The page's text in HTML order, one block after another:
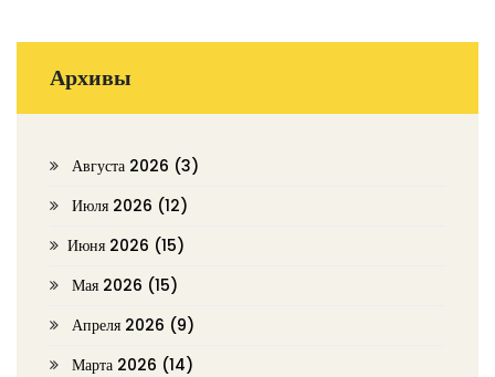
Архивы
Августа 2026 (3)
Июля 2026 (12)
Июня 2026 (15)
Мая 2026 (15)
Апреля 2026 (9)
Марта 2026 (14)